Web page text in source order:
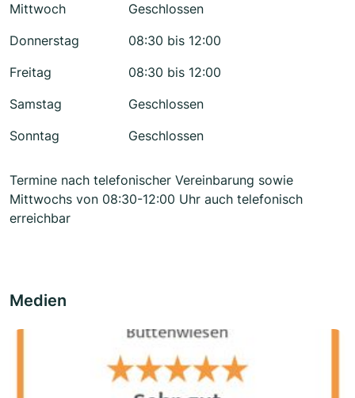
Mittwoch
Geschlossen
Donnerstag
08:30 bis 12:00
Freitag
08:30 bis 12:00
Samstag
Geschlossen
Sonntag
Geschlossen
Termine nach telefonischer Vereinbarung sowie
Mittwochs von 08:30-12:00 Uhr auch telefonisch
erreichbar
Medien